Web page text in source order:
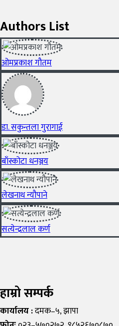
Authors List
ओमप्रकाश गौतम
डा. सकुन्तला गुरागाई
बाँस्कोटा धनञ्जय
लेखनाथ न्यौपाने
सत्येन्द्रलाल कर्ण
हाम्रो सम्पर्क
कार्यालय :दमक–५, झापा